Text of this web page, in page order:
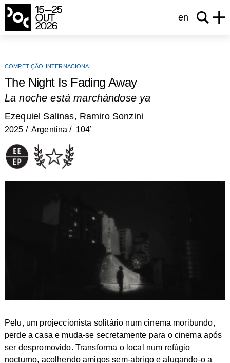
en
competição internacional
The Night Is Fading Away
La noche está marchándose ya
Ezequiel Salinas, Ramiro Sonzini
2025 Argentina 104’
Pelu, um projeccionista solitário num cinema moribundo,
perde a casa e muda-se secretamente para o cinema após
ser despromovido. Transforma o local num refúgio
nocturno, acolhendo amigos sem-abrigo e alugando-o a